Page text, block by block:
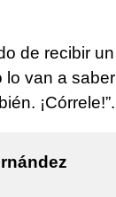
de recibir un
lo van a saber
¡Córrele!”.